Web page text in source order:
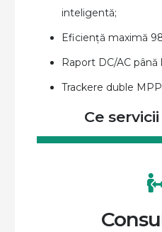
inteligentă;
Eficiență maximă
Raport DC/AC până
Trackere duble
Ce